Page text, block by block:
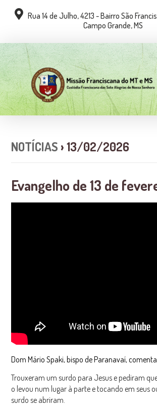
Rua 14 de Julho, 4213 - Bairro São
Campo Grande, MS
NOTÍCIAS › 13/02/2026
Evangelho de 13 de
Dom Mário Spaki, bispo de Paranavaí,
Trouxeram um surdo para Jesus e pediram
o levou num lugar à parte e tocando em seus
surdo se abriram.